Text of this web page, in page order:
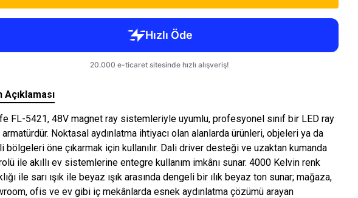
Açıklaması
FL-5421, 48V magnet ray sistemleriyle uyumlu, profesyonel sınıf bir LED ray
Noktasal aydınlatma ihtiyacı olan alanlarda ürünleri, objeleri ya da
bölgeleri öne çıkarmak için kullanılır. Dali driver desteği ve uzaktan kumanda
ile akıllı ev sistemlerine entegre kullanım imkânı sunar. 4000 Kelvin renk
ile sarı ışık ile beyaz ışık arasında dengeli bir ılık beyaz ton sunar; mağaza,
ofis ve ev gibi iç mekânlarda esnek aydınlatma çözümü arayan